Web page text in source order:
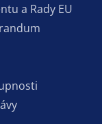
a Rady EU